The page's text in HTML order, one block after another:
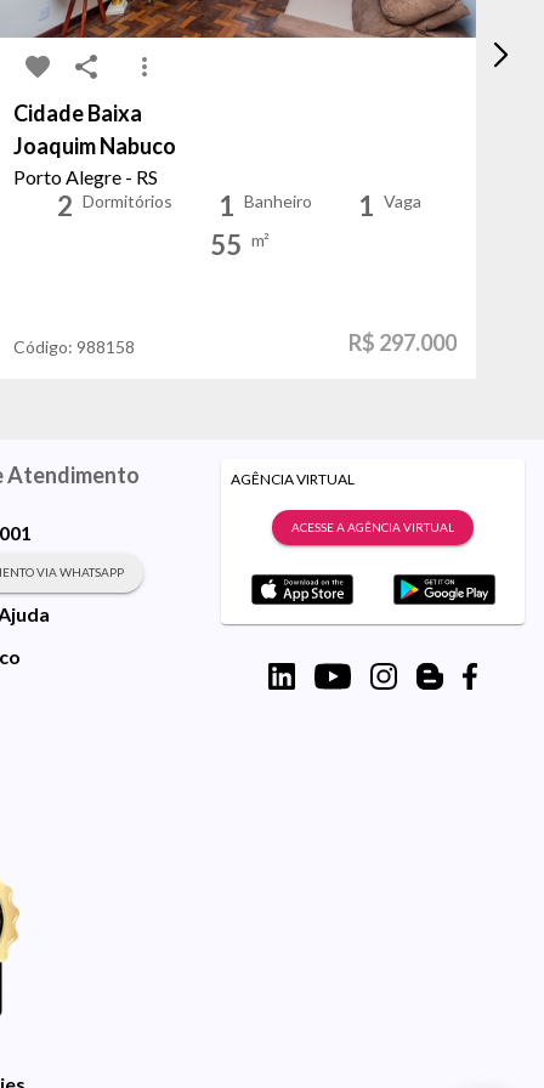
Cidade Baixa
Joaquim Nabuco
Porto Alegre - RS
2 Dormitórios 1 Banheiro 1 Vaga
55 m²
Código: 988158 R$ 297.000
Atendimento
VIA WHATSAPP
AGÊNCIA VIRTUAL
ACESSE A AGÊNCIA VIRTUAL